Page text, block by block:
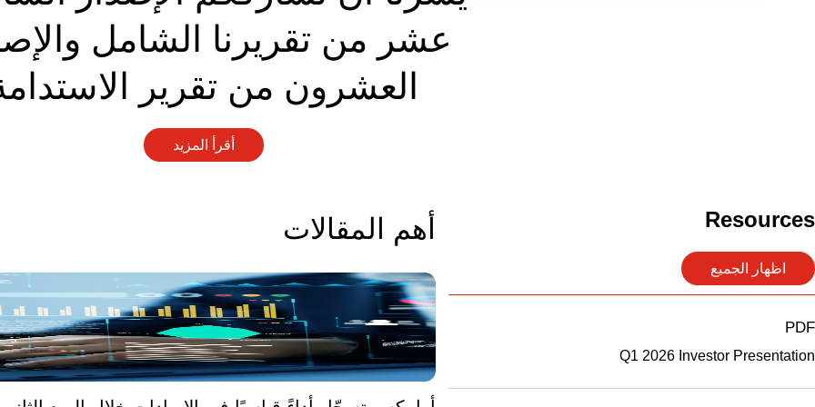
عشر من تقريرنا الشامل
العشرون من تقرير
أقرأ المزيد
أهم المقالات Resources
اظهار الجميع
PDF
Q1 2026 Investor Presentation